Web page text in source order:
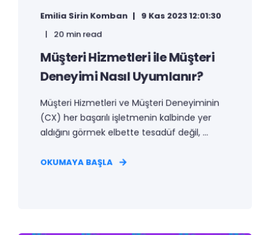
Emilia Sirin Komban
9 Kas 2023 12:01:30
20 min read
Müşteri Hizmetleri ile Müşteri
Deneyimi Nasıl Uyumlanır?
Müşteri Hizmetleri ve Müşteri Deneyiminin
(CX) her başarılı işletmenin kalbinde yer
aldığını görmek elbette tesadüf değil, ...
OKUMAYA BAŞLA